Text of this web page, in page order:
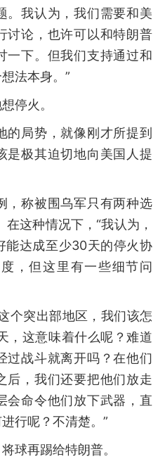
。我认为，我们需要和美
讨论，也许可以和特朗普
一下。但我们支持通过和
法本身。”
停火。
的局势，就像刚才所提到
是极其迫切地向美国人提
，称被围乌军只有两种选
这种情况下，“我认为，
能达成至少30天的停火协
，但这里有一些细节问
个突出部地区，我们该怎
，这意味着什么呢？难道
过战斗就离开吗？在他们
后，我们还要把他们放走
会命令他们放下武器，直
行呢？不清楚。”
球再踢给特朗普。